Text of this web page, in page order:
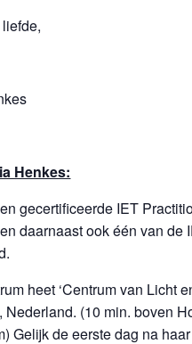
Henkes:
gecertificeerde IET
daarnaast ook één van de
heet ‘Centrum van Licht
Nederland. (10 min. boven
Gelijk de eerste dag na